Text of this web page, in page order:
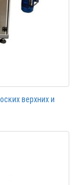
верхних и